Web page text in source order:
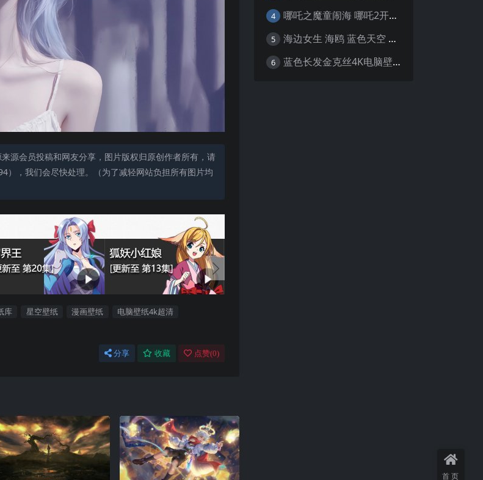
源会员投稿和网友分享，图片版权归原创作者所有，请
），我们会尽快处理。（为了减轻网站负担所有图片均
库 星空壁纸 漫画壁纸
电脑壁纸4k超清
分享 收藏 点赞(0)
4 哪吒之魔童闹海 哪吒2开场4K壁纸
5 海边女生 海鸥 蓝色天空 4K壁纸
6 蓝色长发金克丝4K电脑壁纸
首页